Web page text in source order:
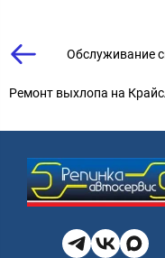
Обслуживание
Ремонт выхлопа на